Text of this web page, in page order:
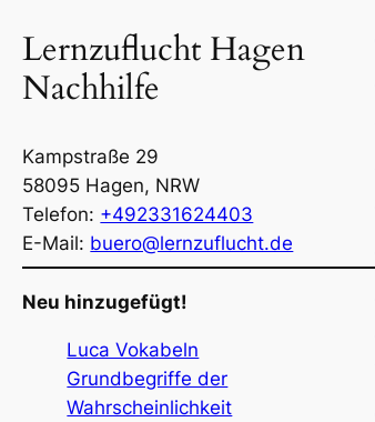
Lernzuflucht Hagen
Nachhilfe
Kampstraße 29
58095 Hagen, NRW
Telefon: +492331624403
E-Mail: buero@lernzuflucht.de
Neu hinzugefügt!
Luca Vokabeln
Grundbegriffe der
Wahrscheinlichkeit